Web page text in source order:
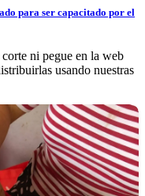
para ser capacitado por el
ni pegue en la web
usando nuestras